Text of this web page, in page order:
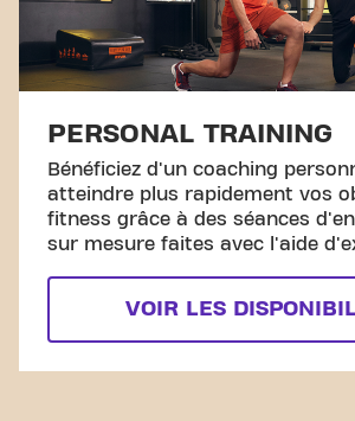
PERSONAL TRAINING
Bénéficiez d'un coaching
atteindre plus rapidement vos
fitness grâce à des séances
sur mesure faites avec l'aide
VOIR LES